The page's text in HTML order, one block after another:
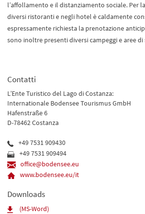
l’affollamento e il distanziamento sociale. Per
diversi ristoranti e negli hotel è caldamente
espressamente richiesta la prenotazione
sono inoltre presenti diversi campeggi e aree di
Contatti
L’Ente Turistico del Lago di Costanza:
Internationale Bodensee Tourismus GmbH
Hafenstraße 6
D-78462 Costanza
+49 7531 909430
+49 7531 909494
office@bodensee.eu
www.bodensee.eu/it
Downloads
(MS-Word)